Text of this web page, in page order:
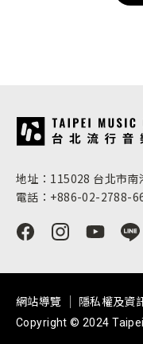
:::
地址：115028 台北市
電話：+886-02-2788-
Copyright © 2024
網站導覽 隱私權及資